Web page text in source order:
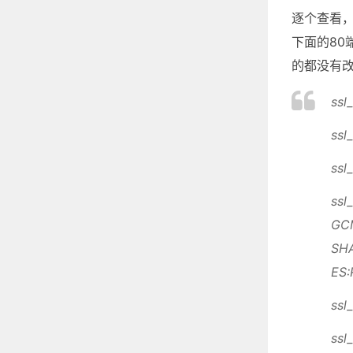
逐个查看
下面的80
的都没有